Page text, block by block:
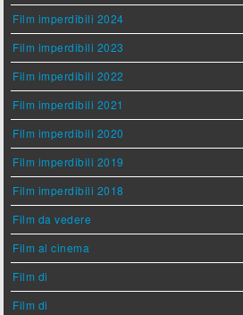
Film imperdibili 2024
Film imperdibili 2023
Film imperdibili 2022
Film imperdibili 2021
Film imperdibili 2020
Film imperdibili 2019
Film imperdibili 2018
Film da vedere
Film al cinema
Film di
Film di